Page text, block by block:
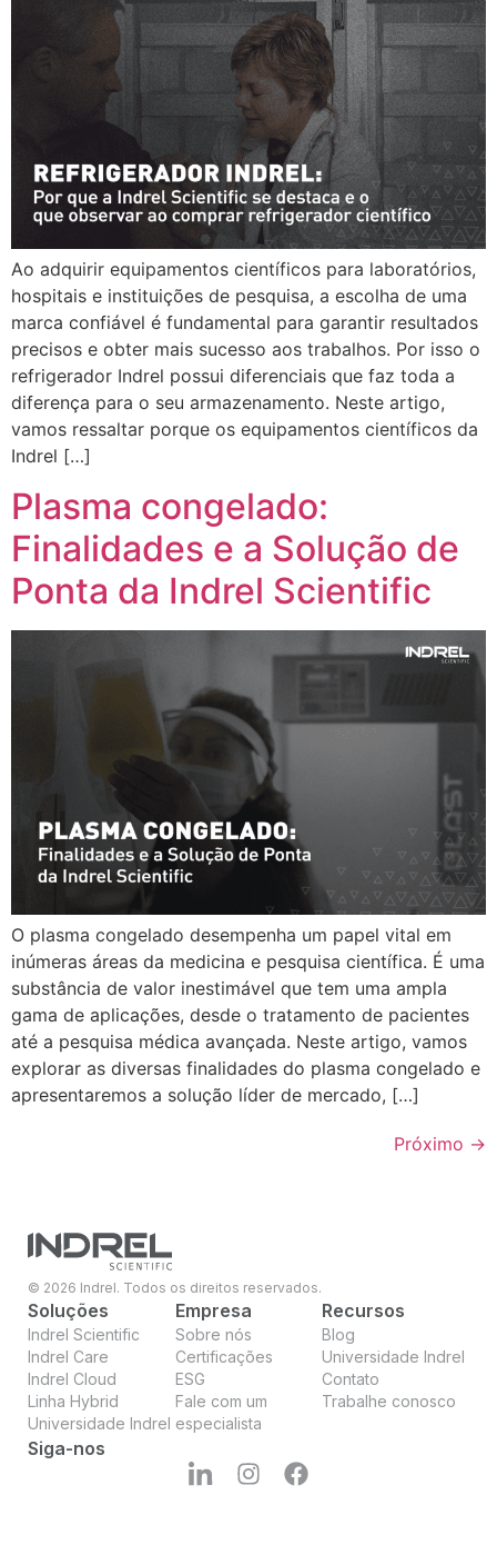
Ao adquirir equipamentos científicos para laboratórios,
hospitais e instituições de pesquisa, a escolha de uma
marca confiável é fundamental para garantir resultados
precisos e obter mais sucesso aos trabalhos. Por isso o
refrigerador Indrel possui diferenciais que faz toda a
diferença para o seu armazenamento. Neste artigo,
vamos ressaltar porque os equipamentos científicos da
Indrel […]
Plasma congelado:
Finalidades e a Solução de
Ponta da Indrel Scientific
O plasma congelado desempenha um papel vital em
inúmeras áreas da medicina e pesquisa científica. É uma
substância de valor inestimável que tem uma ampla
gama de aplicações, desde o tratamento de pacientes
até a pesquisa médica avançada. Neste artigo, vamos
explorar as diversas finalidades do plasma congelado e
apresentaremos a solução líder de mercado, […]
Próximo →
© 2026 Indrel. Todos os direitos reservados.
Soluções
Indrel Scientific
Indrel Care
Indrel Cloud
Linha Hybrid
Universidade Indrel
Empresa
Sobre nós
Certificações
ESG
Fale com um
especialista
Recursos
Blog
Universidade Indrel
Contato
Trabalhe conosco
Siga-nos